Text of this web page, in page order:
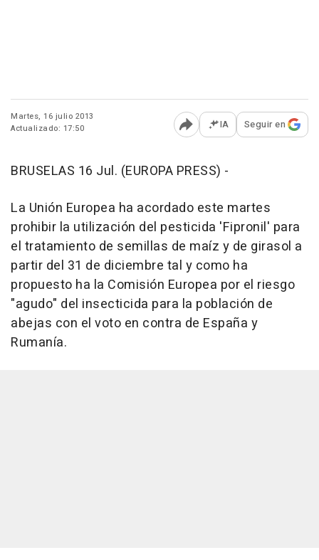
Martes, 16 julio 2013
Actualizado: 17:50
Abrir opciones para
IA Seguir en
BRUSELAS 16 Jul. (EUROPA PRESS) -
La Unión Europea ha acordado este martes
prohibir la utilización del pesticida 'Fipronil' para
el tratamiento de semillas de maíz y de girasol a
partir del 31 de diciembre tal y como ha
propuesto ha la Comisión Europea por el riesgo
"agudo" del insecticida para la población de
abejas con el voto en contra de España y
Rumanía.